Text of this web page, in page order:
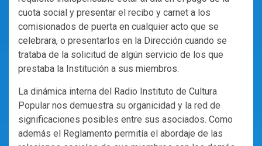
cuota social y presentar el recibo y carnet a los
comisionados de puerta en cualquier acto que se
celebrara, o presentarlos en la Dirección cuando se
trataba de la solicitud de algún servicio de los que
prestaba la Institución a sus miembros.
La dinámica interna del Radio Instituto de Cultura
Popular nos demuestra su organicidad y la red de
significaciones posibles entre sus asociados. Como
además el Reglamento permitía el abordaje de las